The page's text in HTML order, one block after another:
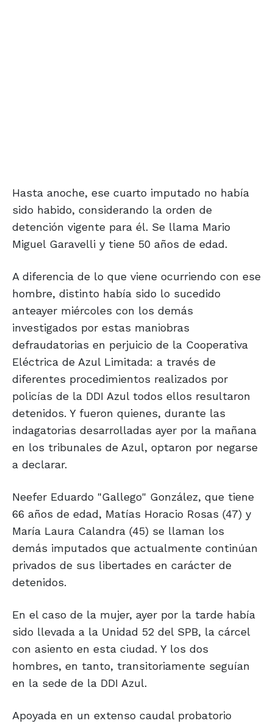
Hasta anoche, ese cuarto imputado no había
sido habido, considerando la orden de
detención vigente para él. Se llama Mario
Miguel Garavelli y tiene 50 años de edad.
A diferencia de lo que viene ocurriendo con ese
hombre, distinto había sido lo sucedido
anteayer miércoles con los demás
investigados por estas maniobras
defraudatorias en perjuicio de la Cooperativa
Eléctrica de Azul Limitada: a través de
diferentes procedimientos realizados por
policías de la DDI Azul todos ellos resultaron
detenidos. Y fueron quienes, durante las
indagatorias desarrolladas ayer por la mañana
en los tribunales de Azul, optaron por negarse
a declarar.
Neefer Eduardo "Gallego" González, que tiene
66 años de edad, Matías Horacio Rosas (47) y
María Laura Calandra (45) se llaman los
demás imputados que actualmente continúan
privados de sus libertades en carácter de
detenidos.
En el caso de la mujer, ayer por la tarde había
sido llevada a la Unidad 52 del SPB, la cárcel
con asiento en esta ciudad. Y los dos
hombres, en tanto, transitoriamente seguían
en la sede de la DDI Azul.
Apoyada en un extenso caudal probatorio